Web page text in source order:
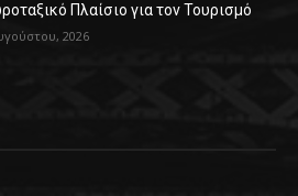
Πλαίσιο για τον Τουρισμό
2026